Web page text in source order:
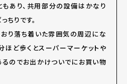
もあり、共用部分の設備はかなり
ちりです。
り落ち着いた雰囲気の周辺にな
ほど歩くとスーパーマーケットや
るのでお出かけついでにお買い物